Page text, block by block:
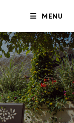
MENU